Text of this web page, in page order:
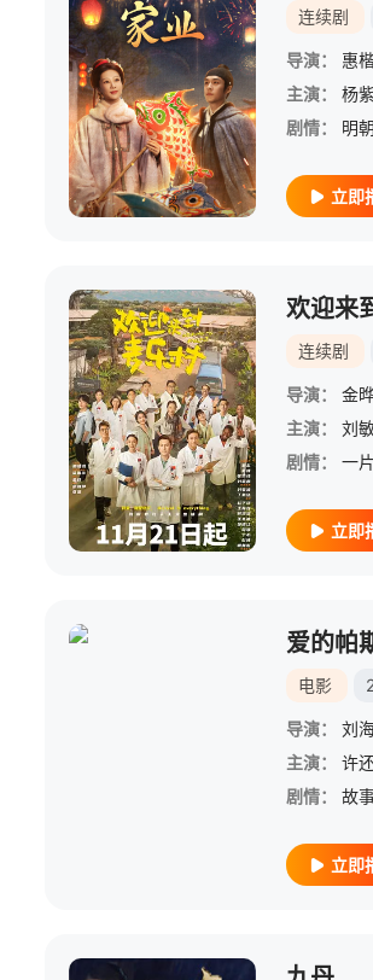
连续剧
导演：
惠
主演：
杨
剧情：
立即
欢迎来
连续剧
导演：
金
主演：
刘
剧情：
立即
爱的帕
电影
导演：
刘
主演：
许
剧情：
立即